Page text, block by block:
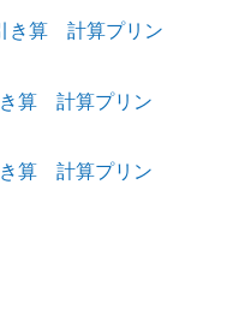
き算 計算プリン
き算 計算プリン
き算 計算プリン